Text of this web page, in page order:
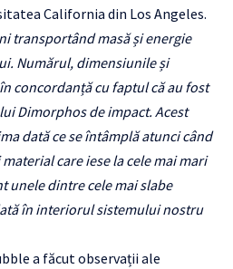
California din Los Angeles.
transportând masă și energie
Numărul, dimensiunile și
concordanță cu faptul că au fost
Dimorphos de impact. Acest
dată ce se întâmplă atunci când
care iese la cele mai mari
unele dintre cele mai slabe
în interiorul sistemului nostru
a făcut observații ale